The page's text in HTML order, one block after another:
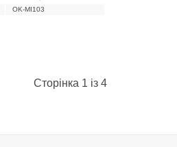
OK-MI103
Сторінка 1 із 4